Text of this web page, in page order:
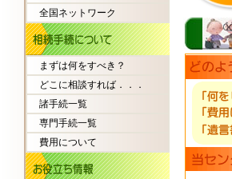
全国ネットワーク
まずは何をすべき？
どこに相談すれば．．．
諸手続一覧
専門手続一覧
費用について